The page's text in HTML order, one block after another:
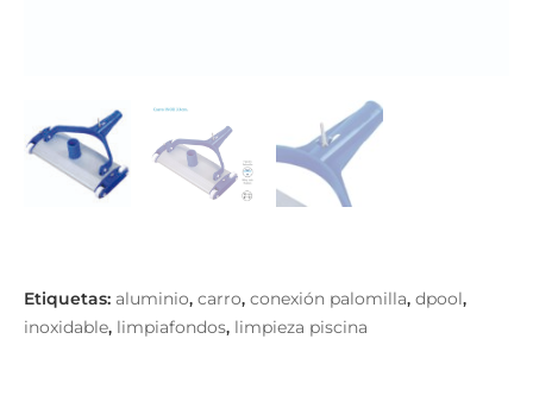
aluminio, carro, conexión palomilla, dpool,
inoxidable, limpiafondos, limpieza piscina